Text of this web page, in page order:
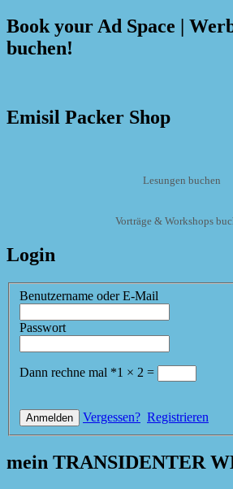
Book your Ad Space |
buchen!
Emisil Packer Shop
Lesungen buchen
Vorträge & Workshops
Login
Benutzername oder E-Mail
Passwort
Dann rechne mal *1 × 2 =
Vergessen? Registrieren
mein TRANSIDENTER